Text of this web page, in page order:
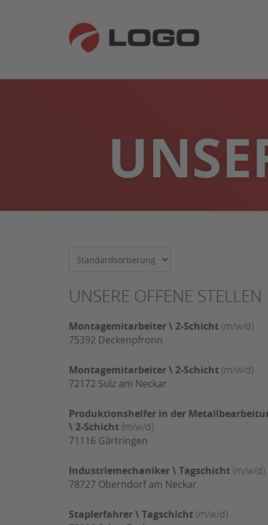
UNSERE OFFENE STELLEN
Montagemitarbeiter \ 2-Schicht(m/w/d)
75392 Deckenpfronn
Montagemitarbeiter \ 2-Schicht (m/w/d)
72172 Sulz am Neckar
Produktionshelfer in der
\ 2-Schicht (m/w/d)
71116 Gärtringen
Industriemechaniker \ Tagschicht(m/w/d)
78727 Oberndorf am Neckar
Staplerfahrer \ Tagschicht(m/w/d)